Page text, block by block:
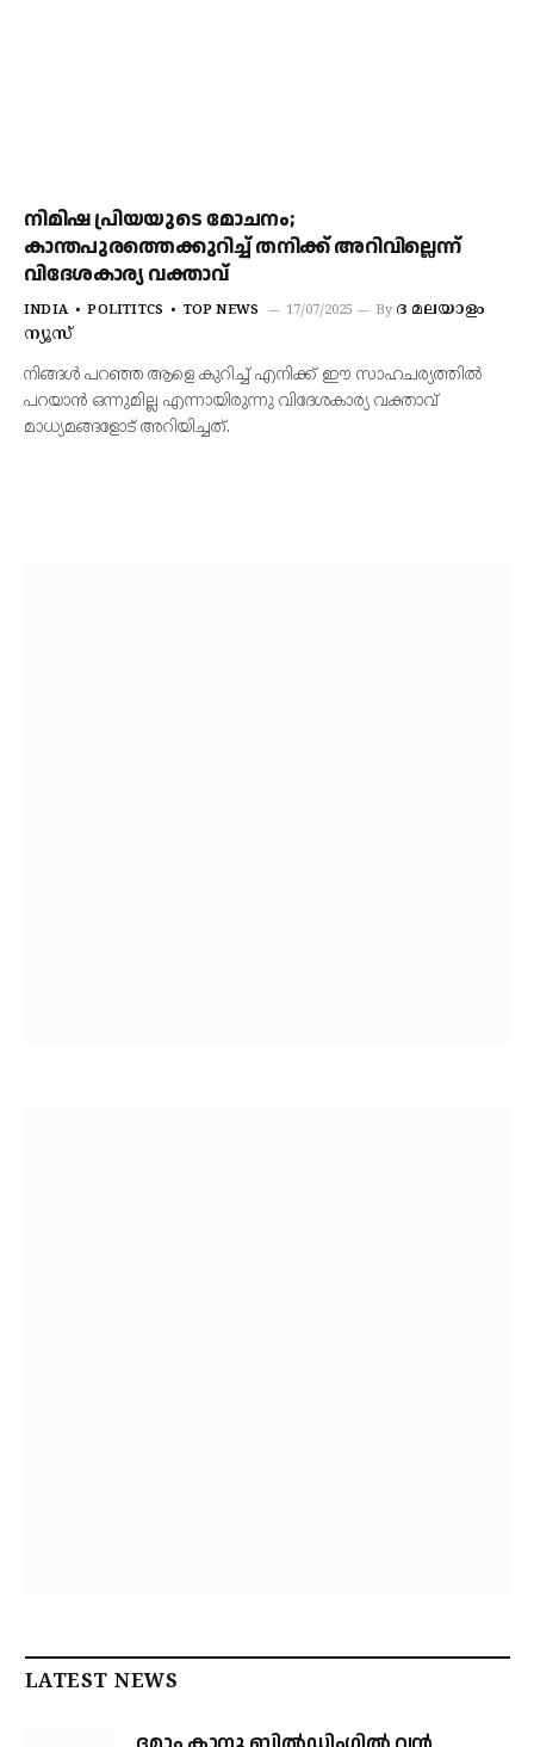
നിമിഷ പ്രിയയുടെ മോചനം;
കാന്തപുരത്തെക്കുറിച്ച് തനിക്ക് അറിവില്ലെന്ന്
വിദേശകാര്യ വക്താവ്
INDIA POLITITCS TOP NEWS 17/07/2025 By ദ മലയാളം
ന്യൂസ്
നിങ്ങൾ പറഞ്ഞ ആളെ കുറിച്ച് എനിക്ക് ഈ സാഹചര്യത്തിൽ
പറയാൻ ഒന്നുമില്ല എന്നായിരുന്നു വിദേശകാര്യ വക്താവ്
മാധ്യമങ്ങളോട് അറിയിച്ചത്.
LATEST NEWS